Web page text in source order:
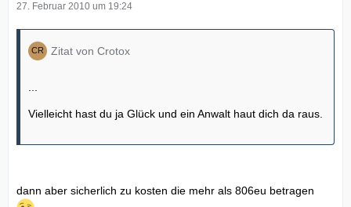
27. Februar 2010 um 19:24
Zitat von Crotox
...
Vielleicht hast du ja Glück und ein Anwalt haut dich da raus.
dann aber sicherlich zu kosten die mehr als 806eu betragen